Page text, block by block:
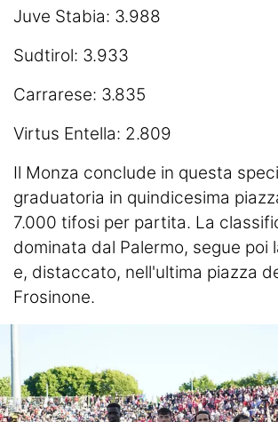
Juve Stabia: 3.988
Sudtirol: 3.933
Carrarese: 3.835
Virtus Entella: 2.809
Il Monza conclude in questa
graduatoria in quindicesima
7.000 tifosi per partita. La
dominata dal Palermo, segue poi
e, distaccato, nell'ultima piazza
Frosinone.